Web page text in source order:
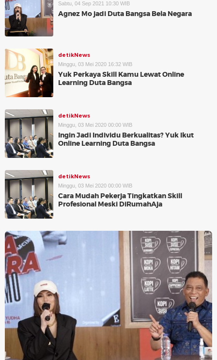
Sabtu, 04 Sep 2021 10:30 WIB
Agnez Mo jadi Duta Bangsa Bela Negara
detikNews
Minggu, 03 Mei 2020 16:32 WIB
Yuk Perkaya Skill Kamu Lewat Online
Learning Duta Bangsa
detikNews
Minggu, 03 Mei 2020 00:00 WIB
Ingin Jadi Individu Berkualitas? Yuk Ikut
Online Learning Duta Bangsa
detikNews
Minggu, 03 Mei 2020 00:00 WIB
Cara Mudah Pekerja Tingkatkan Skill
Profesional Meski DiRumahAja